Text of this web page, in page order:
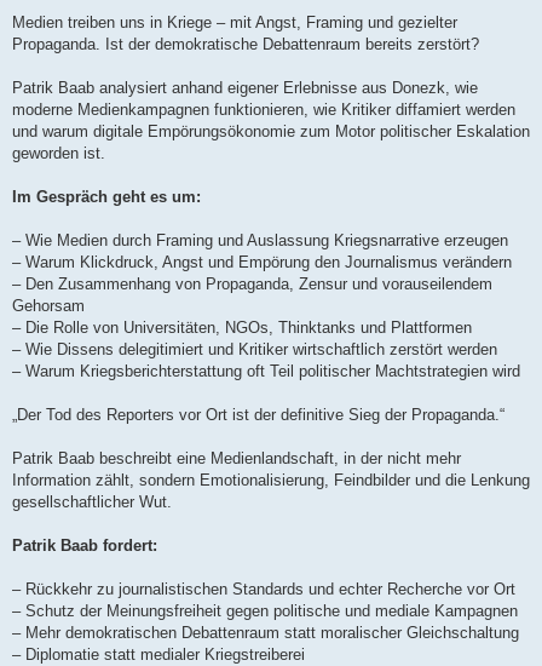
Medien treiben uns in Kriege – mit Angst, Framing und gezielter
Propaganda. Ist der demokratische Debattenraum bereits zerstört?
Patrik Baab analysiert anhand eigener Erlebnisse aus Donezk, wie
moderne Medienkampagnen funktionieren, wie Kritiker diffamiert werden
und warum digitale Empörungsökonomie zum Motor politischer Eskalation
geworden ist.
Im Gespräch geht es um:
– Wie Medien durch Framing und Auslassung Kriegsnarrative erzeugen
– Warum Klickdruck, Angst und Empörung den Journalismus verändern
– Den Zusammenhang von Propaganda, Zensur und vorauseilendem
Gehorsam
– Die Rolle von Universitäten, NGOs, Thinktanks und Plattformen
– Wie Dissens delegitimiert und Kritiker wirtschaftlich zerstört werden
– Warum Kriegsberichterstattung oft Teil politischer Machtstrategien wird
„Der Tod des Reporters vor Ort ist der definitive Sieg der Propaganda.“
Patrik Baab beschreibt eine Medienlandschaft, in der nicht mehr
Information zählt, sondern Emotionalisierung, Feindbilder und die Lenkung
gesellschaftlicher Wut.
Patrik Baab fordert:
– Rückkehr zu journalistischen Standards und echter Recherche vor Ort
– Schutz der Meinungsfreiheit gegen politische und mediale Kampagnen
– Mehr demokratischen Debattenraum statt moralischer Gleichschaltung
– Diplomatie statt medialer Kriegstreiberei